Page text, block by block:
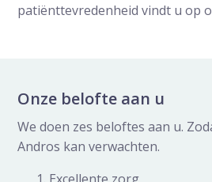
patiënttevredenheid vindt u op
Onze belofte aan u
We doen zes beloftes aan u.
Andros kan verwachten.
Excellente zorg